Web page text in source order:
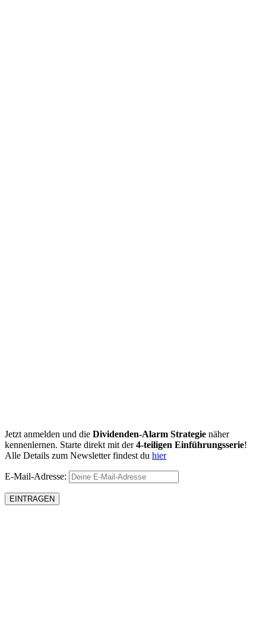
Jetzt anmelden und die Dividenden-Alarm Strategie näher
kennenlernen. Starte direkt mit der4-teiligen Einführungsserie!
Alle Details zum Newsletter findest du hier
E-Mail-Adresse: